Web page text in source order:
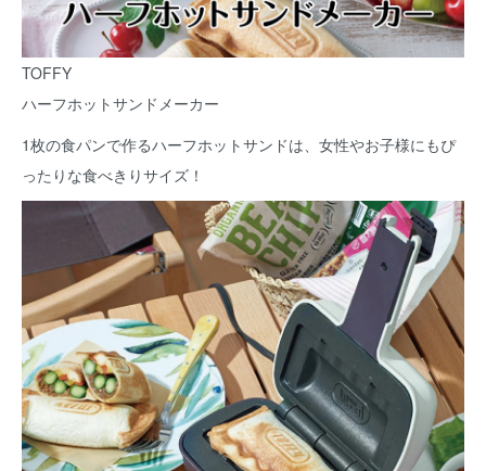
TOFFY
ハーフホットサンドメーカー
1枚の食パンで作るハーフホットサンドは、女性やお子様にもぴ
ったりな食べきりサイズ！